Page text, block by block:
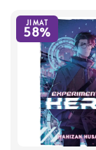
JIMAT
58%